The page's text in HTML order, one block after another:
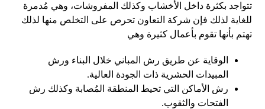
تتواجد بكثرة داخل الأخشاب وكذلك المفروشات، وهي مُدمرة
للغاية لذلك فإن شركة التعاون تحرص على التخلص منها لذلك
تهتم بأنها تقوم بأعمال كثيرة وهي
الوقاية عن طريق رش المباني خلال البناء ورش
المبيدات الحشرية ذات الجودة العالية.
رش الأماكن التي تحيط المنطقة المُصابة وكذلك رش
الفتحات والثقوب.